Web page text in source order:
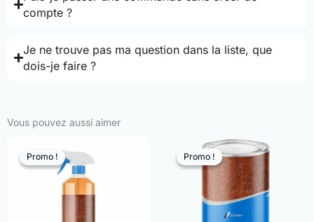
compte ?
Je ne trouve pas ma question dans la liste, que
dois-je faire ?
Vous pouvez aussi aimer
Promo !
Promo ! Promo !
Promo !